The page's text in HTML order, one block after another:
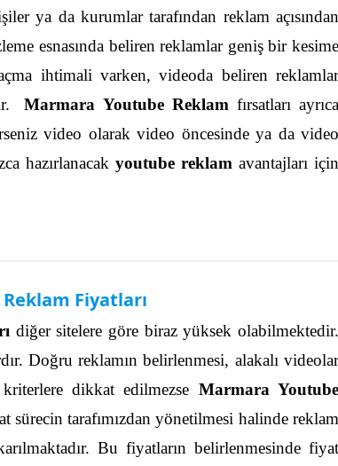
ya da kurumlar tarafından reklam açısından
esnasında beliren reklamlar geniş bir kesime
ihtimali varken, videoda beliren reklamlar
Marmara Youtube Reklam fırsatları ayrıca
video olarak video öncesinde ya da video
hazırlanacakyoutube reklam avantajları için
Fiyatları
diğer sitelere göre biraz yüksek olabilmektedir.
Doğru reklamın belirlenmesi, alakalı videolar
dikkat edilmezse Marmara Youtube
sürecin tarafımızdan yönetilmesi halinde reklam
Bu fiyatların belirlenmesinde fiyat